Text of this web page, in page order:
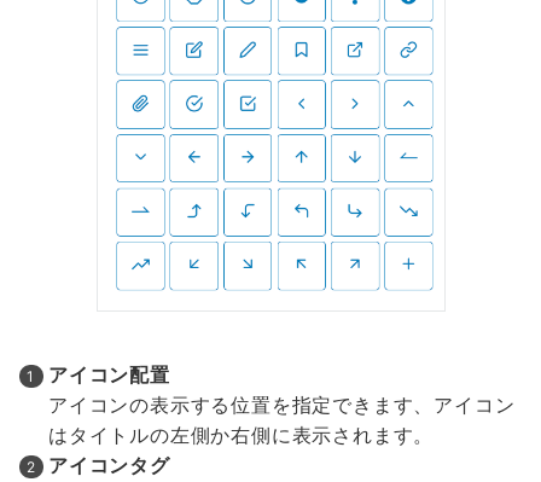
アイコン配置
アイコンの表示する位置を指定できます、アイコン
はタイトルの左側か右側に表示されます。
アイコンタグ